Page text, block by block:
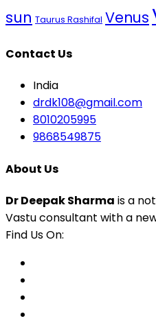
sun Taurus Rashifal Venus
Contact Us
India
drdk108@gmail.com
8010205995
9868549875
About Us
Dr Deepak Sharma is a
Vastu consultant with a
Find Us On: